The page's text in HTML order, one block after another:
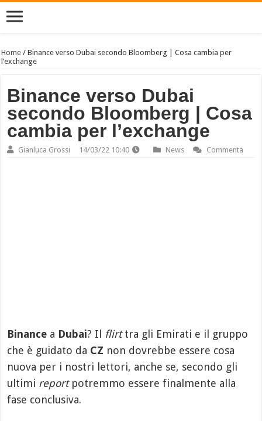
Home /Binance verso Dubai secondo Bloomberg | Cosa cambia per
l’exchange
Binance verso Dubai
secondo Bloomberg | Cosa
cambia per l’exchange
Gianluca Grossi 14/03/22 10:40 News Commenta
Binance a Dubai? Il flirttra gli Emirati e il gruppo
che è guidato da CZ non dovrebbe essere cosa
nuova per i nostri lettori, anche se, secondo gli
ultimi reportpotremmo essere finalmente alla
fase conclusiva.